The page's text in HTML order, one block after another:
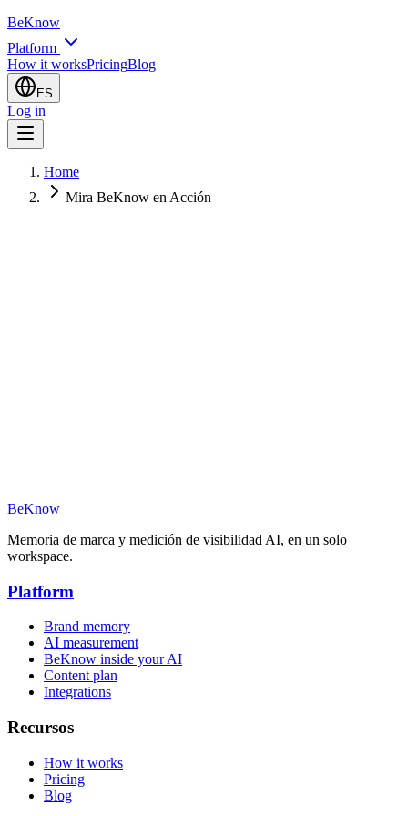
BeKnow
Platform
How it worksPricingBlog
ES
Log in
Home
Mira BeKnow en Acción
BeKnow
Memoria de marca y medición de visibilidad AI, en un solo
workspace.
Platform
Brand memory
AI measurement
BeKnow inside your AI
Content plan
Integrations
Recursos
How it works
Pricing
Blog